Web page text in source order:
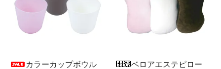
カラーカップボウル
ベロアエステピロー